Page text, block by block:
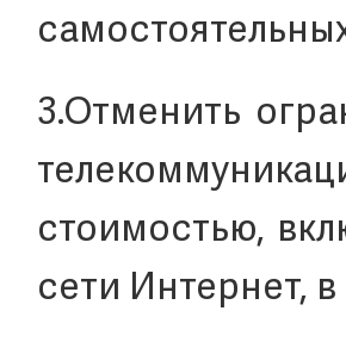
3.Отменить
стоимостью,
сети Интернет,